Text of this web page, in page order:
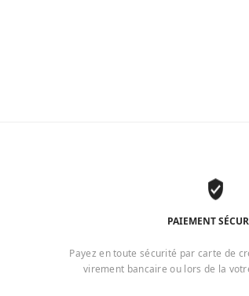
PAIEMENT
Payez en toute sécurité par carte de
virement bancaire ou lors de la